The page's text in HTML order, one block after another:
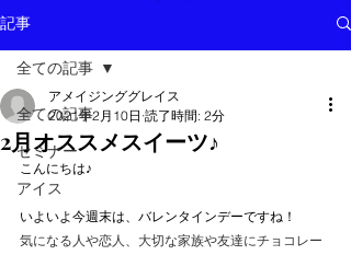
記事
全ての記事
セミナー
アイス
全ての記事
2月オススメスイーツ♪
アメイジンググレイス
2021年2月10日 読了時間: 2分
こんにちは♪
いよいよ今週末は、バレンタインデーですね！
気になる人や恋人、大切な家族や友達にチョコレー